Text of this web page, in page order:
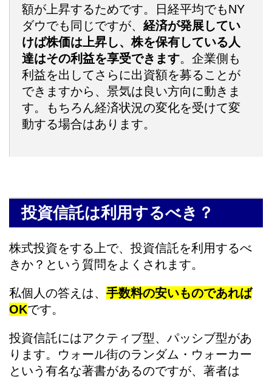
額が上昇するためです。日経平均でもNY
ダウでも同じですが、 経済が発展してい
けば株価は上昇し、株を保有している人
達はその利益を享受できます。企業側も
利益を出してさらに出資額を募ることが
できますから、景気は良い方向に動きま
す。もちろん経済状況の変化を受けて変
動する場合はあります。
投資信託は利用するべき？
株式投資をする上で、投資信託を利用するべ
きか？という質問をよくされます。
私個人の答えは、 手数料の安いものであれば
OKです。
投資信託にはアクティブ型、パッシブ型があ
ります。ウォール街のランダム・ウォーカー
という有名な著書があるのですが、著者は